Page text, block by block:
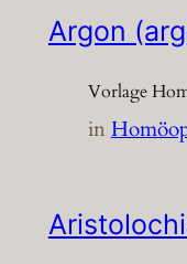
Argon
Vorlage
in